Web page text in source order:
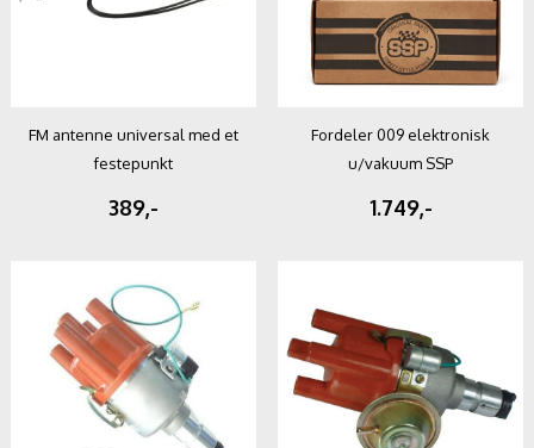
FM antenne universal med et
festepunkt
389,-
Fordeler 009 elektronisk
u/vakuum SSP
1.749,-